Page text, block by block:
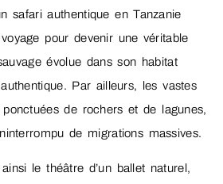
safari authentique en Tanzanie
pour devenir une véritable
évolue dans son habitat
Par ailleurs, les vastes
de rochers et de lagunes,
de migrations massives.
le théâtre d’un ballet naturel,